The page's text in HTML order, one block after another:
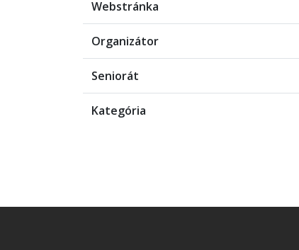
Webstránka
Organizátor
Seniorát
Kategória